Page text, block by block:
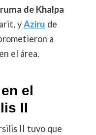
de Khalpa
yAziru de
a
el área.
el
II
II tuvo que